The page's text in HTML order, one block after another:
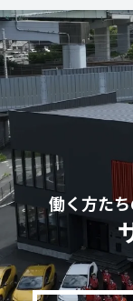
働く方た